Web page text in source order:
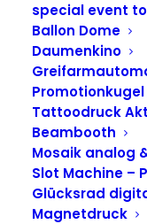
special event
Ballon Dome
Daumenkino
Promotionkugel
Tattoodruck
Beambooth
Mosaik analog
Slot Machine –
Glücksrad
Magnetdruck
beim